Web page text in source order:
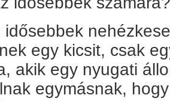
idősebbek
egy kicsit, csak
akik egy nyugati
egymásnak,